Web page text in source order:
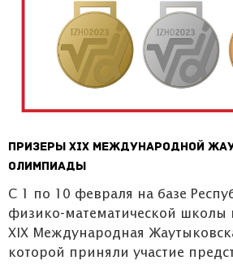
Призеры XIX Международной
Олимпиады
С 1 по 10 февраля на базе
физико-математической школы
XIX Международная
которой приняли участие